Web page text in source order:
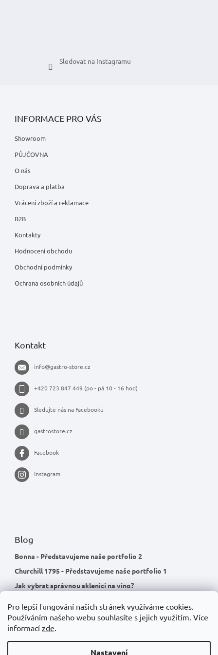
Pro lepší fungování našich stránek využíváme cookies.
Používáním našeho webu souhlasíte s jejich využitím. Více
informací zde.
Nastavení
Sledovat na Instagramu
INFORMACE PRO VÁS
Showroom
PŮJČOVNA
O nás
Doprava a platba
Vrácení zboží a reklamace
B2B
Kontakty
Hodnocení obchodu
Obchodní podmínky
Ochrana osobních údajů
Kontakt
info@gastro-store.cz
+420 723 847 449 (po - pá 10 - 16 hod)
Sledujte nás na Facebooku
gastrostore.cz
Facebook
Instagram
Blog
Bonna - Představujeme naše portfolio 2
Churchill 1795 - Představujeme naše portfolio 1
Jak vybrat správnou sklenici na víno?